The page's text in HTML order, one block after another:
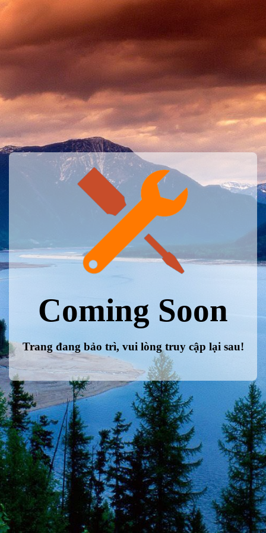
Coming Soon
Trang đang bảo trì, vui lòng truy cập lại sau!